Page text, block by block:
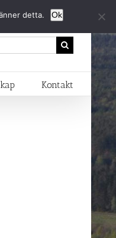
Kontakt
detta. Ok